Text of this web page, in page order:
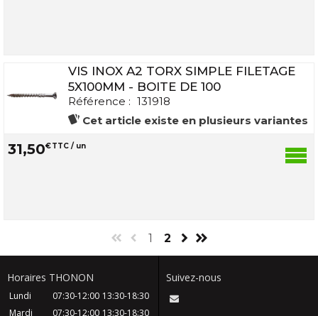
VIS INOX A2 TORX SIMPLE FILETAGE
5X100MM - BOITE DE 100
Référence : 131918
Cet article existe en plusieurs variantes
31,50€TTC / un
1 2
Horaires THONON
Lundi 07:30-12:00 13:30-18:30
Mardi
07:30-12:00 13:30-18:30
Suivez-nous